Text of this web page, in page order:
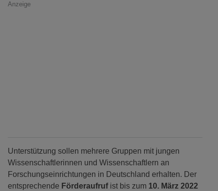
Anzeige
Unterstützung sollen mehrere Gruppen mit jungen
Wissenschaftlerinnen und Wissenschaftlern an
Forschungseinrichtungen in Deutschland erhalten. Der
entsprechende Förderaufruf ist bis zum 10. März 2022